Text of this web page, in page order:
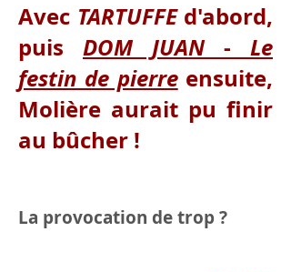
Avec TARTUFFEd'abord,
puis DOM JUAN - Le
festin de pierreensuite,
Molière aurait pu finir
au bûcher !
La provocation de trop ?